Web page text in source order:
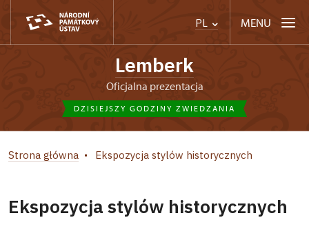
PL MENU
Lemberk
Oficjalna prezentacja
DZISIEJSZY GODZINY ZWIEDZANIA
Strona główna Ekspozycja stylów historycznych
Ekspozycja stylów historycznych